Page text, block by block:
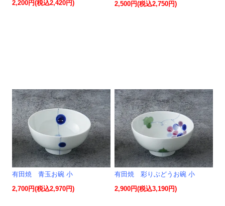
2,200円(税込2,420円) 2,500円(税込2,750円)
有田焼 青玉お碗 小
2,700円(税込2,970円)
有田焼 彩りぶどうお碗 小
2,900円(税込3,190円)